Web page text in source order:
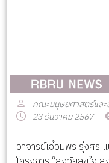
คณะมนุษยศาสตร์แล
23 ธันวาคม 2567
อาจารย์เอื้อมพร รุ่งศิริ